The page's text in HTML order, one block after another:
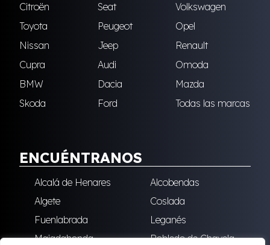
Citroën
Seat
Volkswagen
Toyota
Peugeot
Opel
Nissan
Jeep
Renault
Cupra
Audi
Omoda
BMW
Dacia
Mazda
Skoda
Ford Todas las marcas
ENCUÉNTRANOS
Alcalá de Henares
Alcobendas
Algete
Coslada
Fuenlabrada
Leganés
Majadahonda
Robledo de Chavela